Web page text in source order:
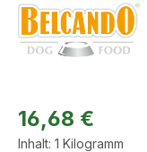
16,68 €
Inhalt: 1 Kilogramm